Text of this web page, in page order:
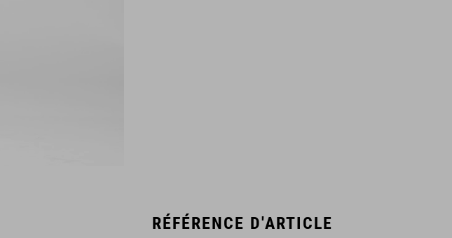
RÉFÉRENCE D'ARTICLE